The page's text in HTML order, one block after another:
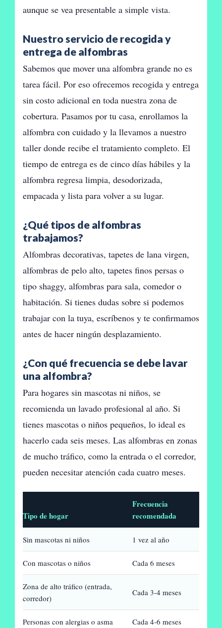
aunque se vea presentable a simple vista.
Nuestro servicio de recogida y
entrega de alfombras
Sabemos que mover una alfombra grande no es
tarea fácil. Por eso ofrecemos recogida y entrega
sin costo adicional en toda nuestra zona de
cobertura. Pasamos por tu casa, enrollamos la
alfombra con cuidado y la llevamos a nuestro
taller donde recibe el tratamiento completo. El
tiempo de entrega es de cinco días hábiles y la
alfombra regresa limpia, desodorizada,
empacada y lista para volver a su lugar.
¿Qué tipos de alfombras
trabajamos?
Alfombras decorativas, tapetes de lana virgen,
alfombras de pelo alto, tapetes finos persas o
tipo shaggy, alfombras para sala, comedor o
habitación. Si tienes dudas sobre si podemos
trabajar con la tuya, escríbenos y te confirmamos
antes de hacer ningún desplazamiento.
¿Con qué frecuencia se debe lavar
una alfombra?
Para hogares sin mascotas ni niños, se
recomienda un lavado profesional al año. Si
tienes mascotas o niños pequeños, lo ideal es
hacerlo cada seis meses. Las alfombras en zonas
de mucho tráfico, como la entrada o el corredor,
pueden necesitar atención cada cuatro meses.
Tipo de hogar
Frecuencia
recomendada
Sin mascotas ni niños 1 vez al año
Con mascotas o niños Cada 6 meses
Zona de alto tráfico (entrada,
corredor)
Cada 3-4 meses
Personas con alergias o asma Cada 4-6 meses